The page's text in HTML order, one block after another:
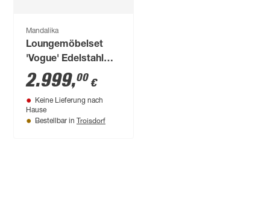
Mandalika
Loungemöbelset
'Vogue' Edelstahl
grau 5-teilig
2.999,00 €
Keine Lieferung nach
Hause
Bestellbar in Troisdorf